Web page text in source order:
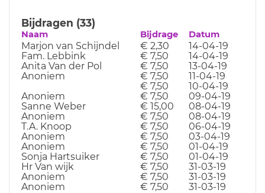
Bijdragen (33)
Naam Bijdrage Datum
Marjon van Schijndel € 2,30
14-04-19
Fam. Lebbink
€ 7,50
14-04-19
Anita Van der Pol
€ 7,50
13-04-19
Anoniem
€ 7,50
11-04-19
€ 7,50
10-04-19
Anoniem
€ 7,50
09-04-19
Sanne Weber
€ 15,00
08-04-19
Anoniem
€ 7,50
08-04-19
T.A. Knoop
€ 7,50
06-04-19
Anoniem
€ 7,50
03-04-19
Anoniem
€ 7,50
01-04-19
Sonja Hartsuiker
€ 7,50
01-04-19
Hr Van wijk
€ 7,50
31-03-19
Anoniem
€ 7,50
31-03-19
Anoniem
€ 7,50 31-03-19